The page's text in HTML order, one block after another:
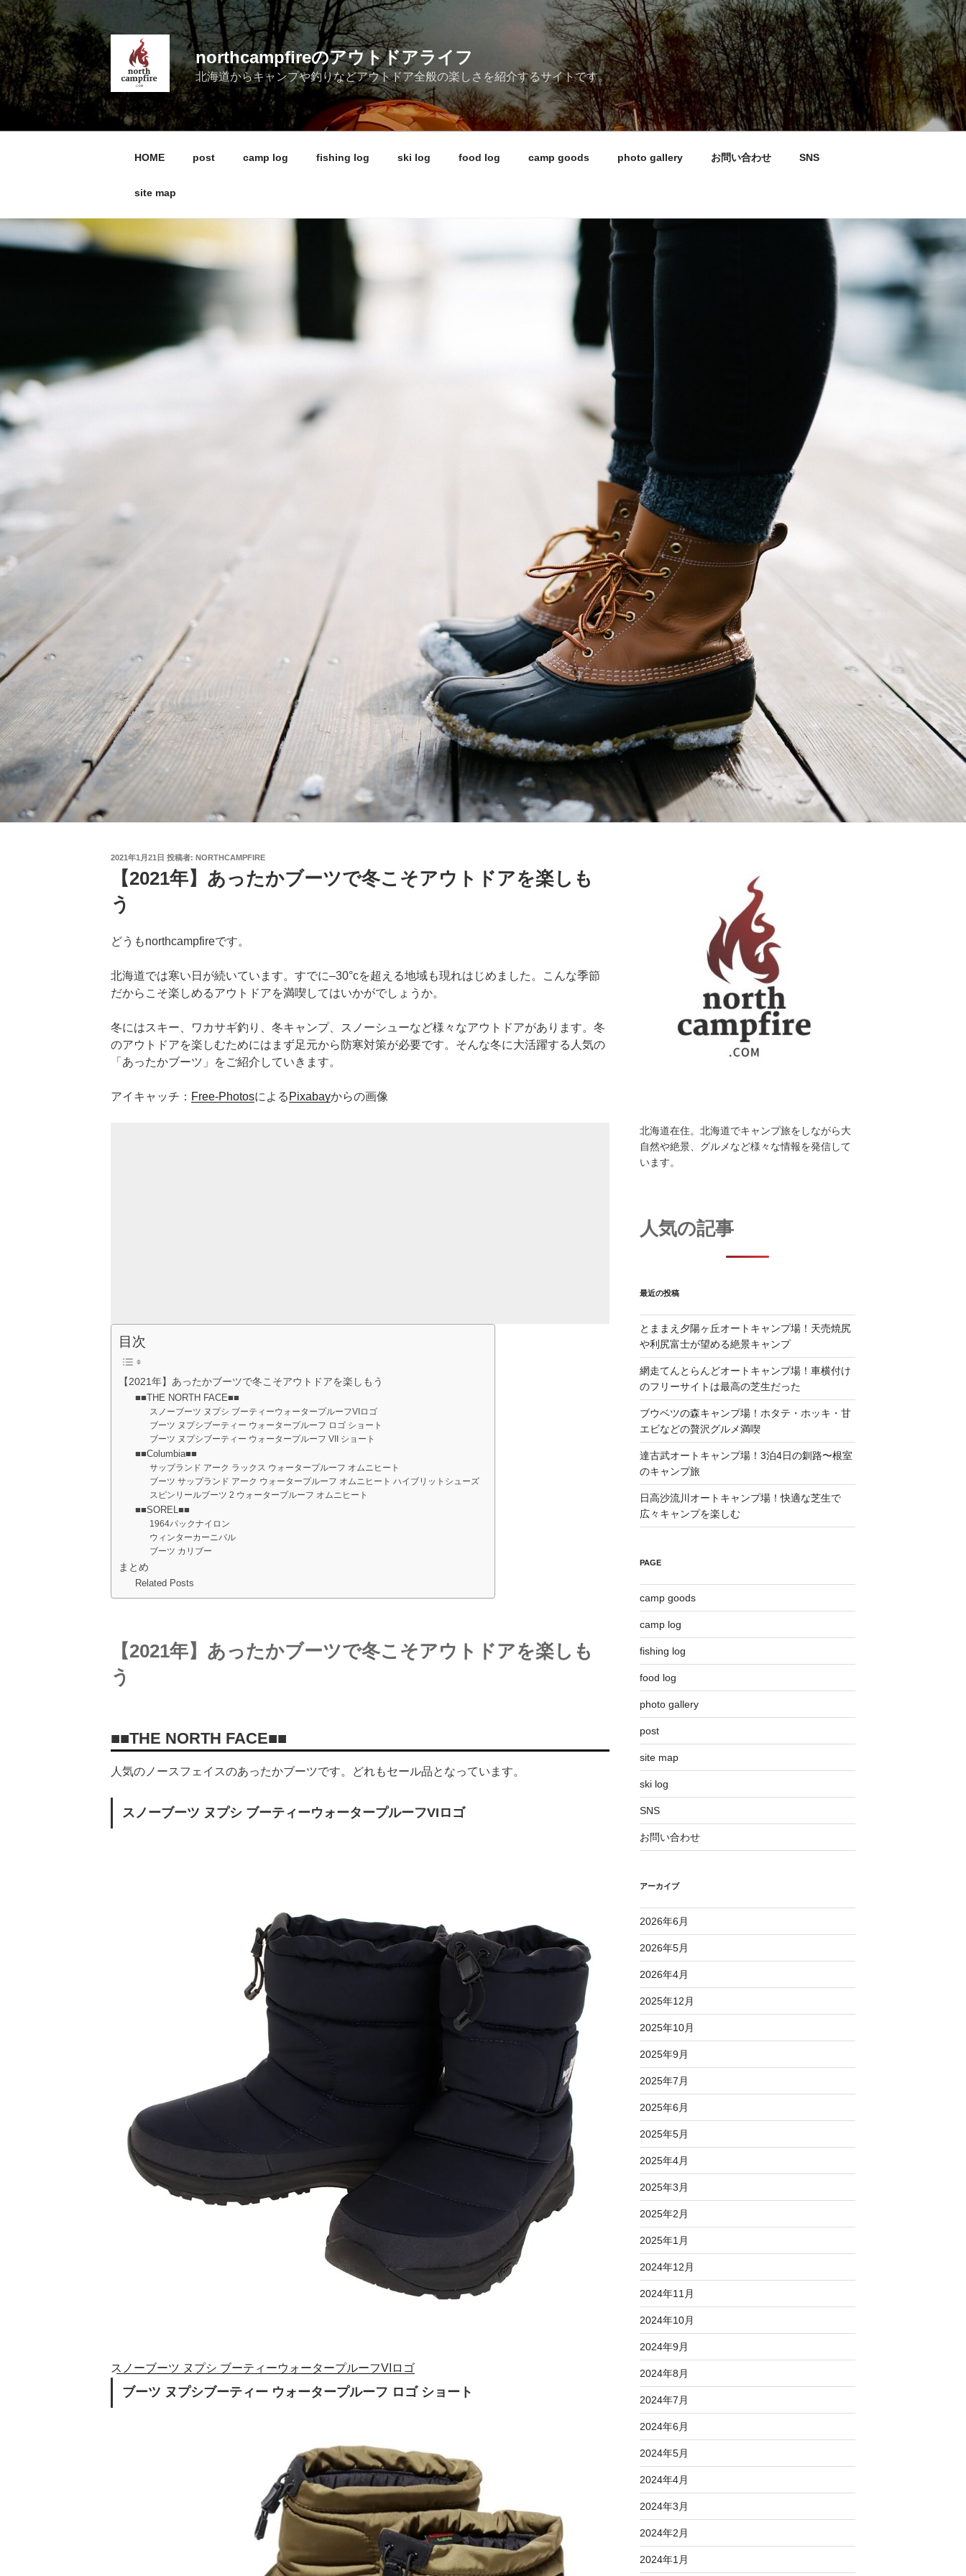
コ
ン
テ
ン
ツ
へ
キ
northcampfireのアウトドアライフ
北海道からキャンプや釣りなどアウトドア全般の楽しさを紹介するサイトです。
HOME post camp log fishing log ski log food log camp goods photo gallery お問い合わせ SNS
site map
投
2021年1月21日 投稿者: NORTHCAMPFIRE
【2021年】あったかブーツで冬こそアウトドアを楽しも
う
どうもnorthcampfireです。
北海道では寒い日が続いています。すでに–30°cを超える地域も現れはじめました。こんな季節
だからこそ楽しめるアウトドアを満喫してはいかがでしょうか。
冬にはスキー、ワカサギ釣り、冬キャンプ、スノーシューなど様々なアウトドアがあります。冬
のアウトドアを楽しむためにはまず足元から防寒対策が必要です。そんな冬に大活躍する人気の
「あったかブーツ」をご紹介していきます。
アイキャッチ： Free-Photosによる Pixabayからの画像
目次
【2021年】あったかブーツで冬こそアウトドアを楽しもう
■■THE NORTH FACE■■
スノーブーツ ヌプシ ブーティーウォータープルーフVIロゴ
ブーツ ヌプシブーティー ウォータープルーフ ロゴ ショート
ブーツ ヌプシブーティー ウォータープルーフ VII ショート
■■Columbia■■
サップランド アーク ラックス ウォータープルーフ オムニヒート
ブーツ サップランド アーク ウォータープルーフ オムニヒート ハイブリットシューズ
スピンリールブーツ 2 ウォータープルーフ オムニヒート
■■SOREL■■
1964パックナイロン
ウィンターカーニバル
ブーツ カリブー
まとめ
Related Posts
【2021年】あったかブーツで冬こそアウトドアを楽しも
う
■■THE NORTH FACE■■
人気のノースフェイスのあったかブーツです。どれもセール品となっています。
スノーブーツ ヌプシ ブーティーウォータープルーフVIロゴ
スノーブーツ ヌプシ ブーティーウォータープルーフVIロゴ
ブーツ ヌプシブーティー ウォータープルーフ ロゴ ショート
北海道在住。北海道でキャンプ旅をしながら大
自然や絶景、グルメなど様々な情報を発信して
います。
人気の記事
最近の投稿
とままえ夕陽ヶ丘オートキャンプ場！天売焼尻
や利尻富士が望める絶景キャンプ
網走てんとらんどオートキャンプ場！車横付け
のフリーサイトは最高の芝生だった
ブウベツの森キャンプ場！ホタテ・ホッキ・甘
エビなどの贅沢グルメ満喫
達古武オートキャンプ場！3泊4日の釧路〜根室
のキャンプ旅
日高沙流川オートキャンプ場！快適な芝生で
広々キャンプを楽しむ
PAGE
camp goods
camp log
fishing log
food log
photo gallery
post
site map
ski log
SNS
お問い合わせ
アーカイブ
2026年6月
2026年5月
2026年4月
2025年12月
2025年10月
2025年9月
2025年7月
2025年6月
2025年5月
2025年4月
2025年3月
2025年2月
2025年1月
2024年12月
2024年11月
2024年10月
2024年9月
2024年8月
2024年7月
2024年6月
2024年5月
2024年4月
2024年3月
2024年2月
2024年1月